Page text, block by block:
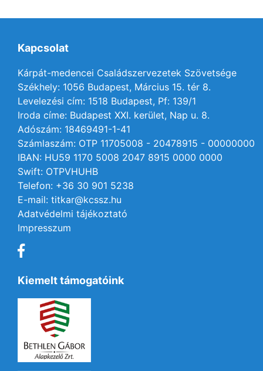
Kapcsolat
Kárpát-medencei Családszervezetek Szövetsége
Székhely: 1056 Budapest, Március 15. tér 8.
Levelezési cím: 1518 Budapest, Pf: 139/1
Iroda címe: Budapest XXI. kerület, Nap u. 8.
Adószám: 18469491-1-41
Számlaszám: OTP 11705008 - 20478915 - 00000000
IBAN: HU59 1170 5008 2047 8915 0000 0000
Swift: OTPVHUHB
Telefon: +36 30 901 5238
E-mail: titkar@kcssz.hu
Adatvédelmi tájékoztató
Impresszum
Kiemelt támogatóink